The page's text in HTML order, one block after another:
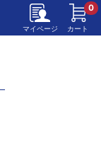
マイページ カート
0